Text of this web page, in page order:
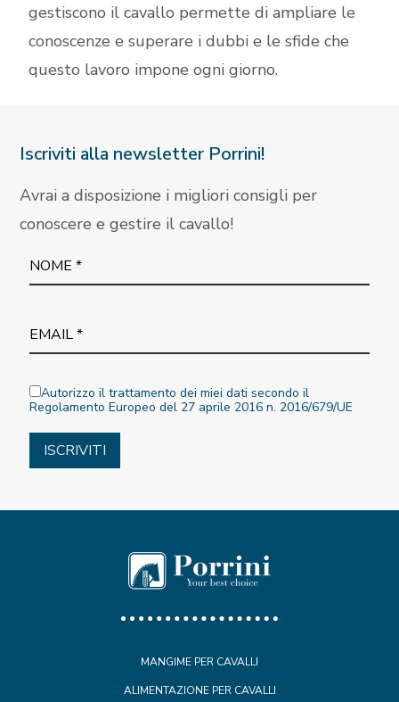
gestiscono il cavallo permette di ampliare le
conoscenze e superare i dubbi e le sfide che
questo lavoro impone ogni giorno.
Iscriviti alla newsletter Porrini!
Avrai a disposizione i migliori consigli per
conoscere e gestire il cavallo!
Autorizzo il trattamento dei miei dati secondo il
Regolamento Europeo del 27 aprile 2016 n. 2016/679/UE
MANGIME PER CAVALLI
ALIMENTAZIONE PER CAVALLI